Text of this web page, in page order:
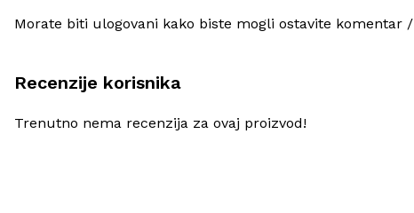
Morate biti ulogovani kako biste mogli ostavite komentar /
Recenzije korisnika
Trenutno nema recenzija za ovaj proizvod!